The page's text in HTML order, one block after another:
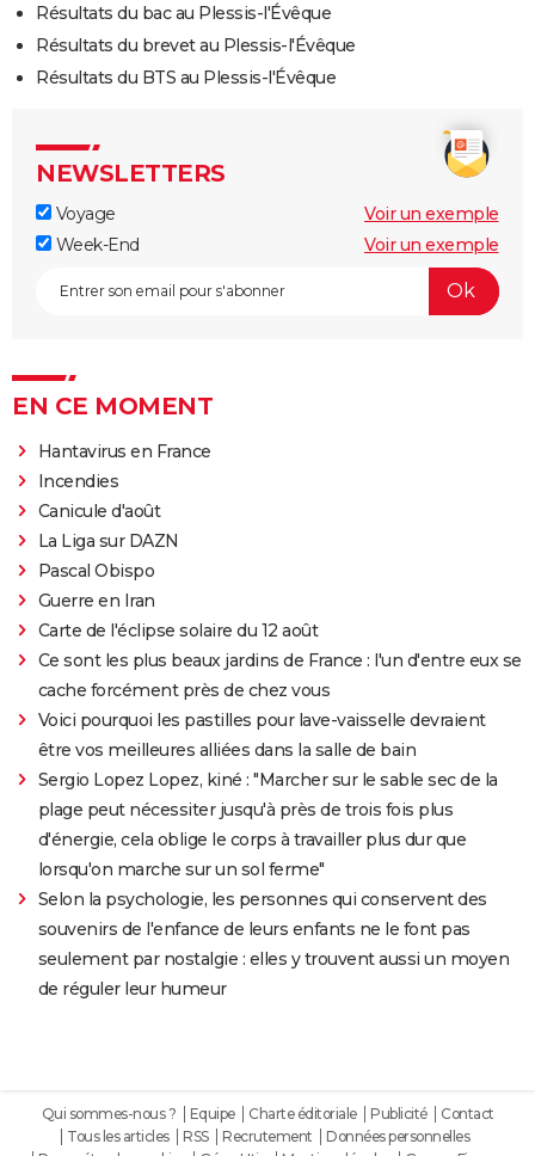
Résultats du bac au Plessis-l'Évêque
Résultats du brevet au Plessis-l'Évêque
Résultats du BTS au Plessis-l'Évêque
NEWSLETTERS
Voyage
Voir un exemple
Week-End
Voir un exemple
EN CE MOMENT
Hantavirus en France
Incendies
Canicule d'août
La Liga sur DAZN
Pascal Obispo
Guerre en Iran
Carte de l'éclipse solaire du 12 août
Ce sont les plus beaux jardins de France : l'un d'entre eux se
cache forcément près de chez vous
Voici pourquoi les pastilles pour lave-vaisselle devraient
être vos meilleures alliées dans la salle de bain
Sergio Lopez Lopez, kiné : "Marcher sur le sable sec de la
plage peut nécessiter jusqu'à près de trois fois plus
d'énergie, cela oblige le corps à travailler plus dur que
lorsqu'on marche sur un sol ferme"
Selon la psychologie, les personnes qui conservent des
souvenirs de l'enfance de leurs enfants ne le font pas
seulement par nostalgie : elles y trouvent aussi un moyen
de réguler leur humeur
Qui sommes-nous ? Equipe Charte éditoriale Publicité
Contact
Tous les articles
RSS Recrutement
Données personnelles